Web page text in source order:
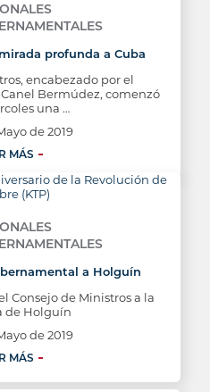
profunda a Cuba
encabezado por el
Bermúdez, comenzó
una …
de 2019
MÁS
a Holguín
Consejo de Ministros a la
de Holguín
de 2019
MÁS